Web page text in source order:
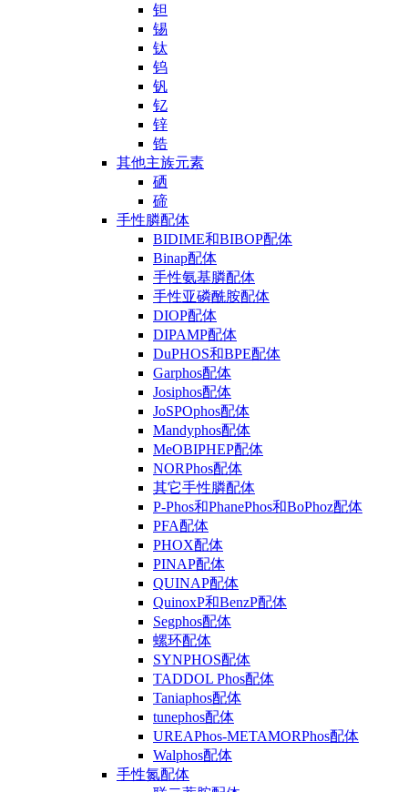
钽
锡
钛
钨
钒
钇
锌
锆
其他主族元素
硒
碲
手性膦配体
BIDIME和BIBOP配体
Binap配体
手性氨基膦配体
手性亚磷酰胺配体
DIOP配体
DIPAMP配体
DuPHOS和BPE配体
Garphos配体
Josiphos配体
JoSPOphos配体
Mandyphos配体
MeOBIPHEP配体
NORPhos配体
其它手性膦配体
P-Phos和PhanePhos和BoPhoz配体
PFA配体
PHOX配体
PINAP配体
QUINAP配体
QuinoxP和BenzP配体
Segphos配体
螺环配体
SYNPHOS配体
TADDOL Phos配体
Taniaphos配体
tunephos配体
UREAPhos-METAMORPhos配体
Walphos配体
手性氮配体